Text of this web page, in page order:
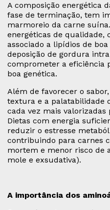
A composição energética
fase de terminação, tem
marmoreio da carne
energéticas de qualidade,
associado a lipídios de
deposição de gordura
comprometer a eficiência
boa genética.
Além de favorecer o
textura e a palatabilidade
cada vez mais valorizadas
Dietas com energia
reduzir o estresse
contribuindo para carnes
mortem e menor risco de
mole e exsudativa).
A importância dos